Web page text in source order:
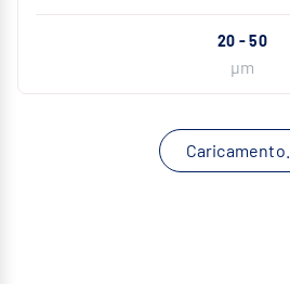
20 - 50
µm
Caricamento...